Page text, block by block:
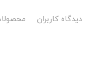
دیدگاه کاربران